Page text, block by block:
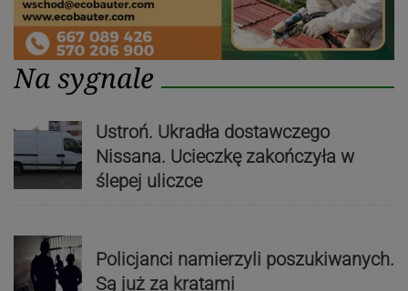
Na sygnale
Ustroń. Ukradła dostawczego
Nissana. Ucieczkę zakończyła w
ślepej uliczce
Policjanci namierzyli poszukiwanych.
Są już za kratami